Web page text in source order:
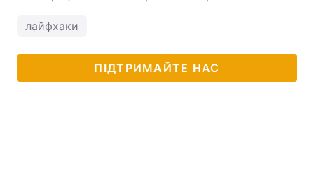
лайфхаки
ПІДТРИМАЙТЕ НАС